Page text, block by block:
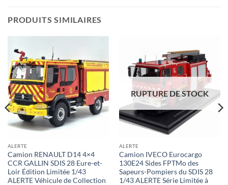
PRODUITS SIMILAIRES
ALERTE
Camion RENAULT D14 4×4
CCR GALLIN SDIS 28 Eure-et-
Loir Édition Limitée 1/43
ALERTE Véhicule de Collection
RUPTURE DE STOCK
ALERTE
Camion IVECO Eurocargo
130E24 Sides FPTMo des
Sapeurs-Pompiers du SDIS 28
1/43 ALERTE Série Limitée à